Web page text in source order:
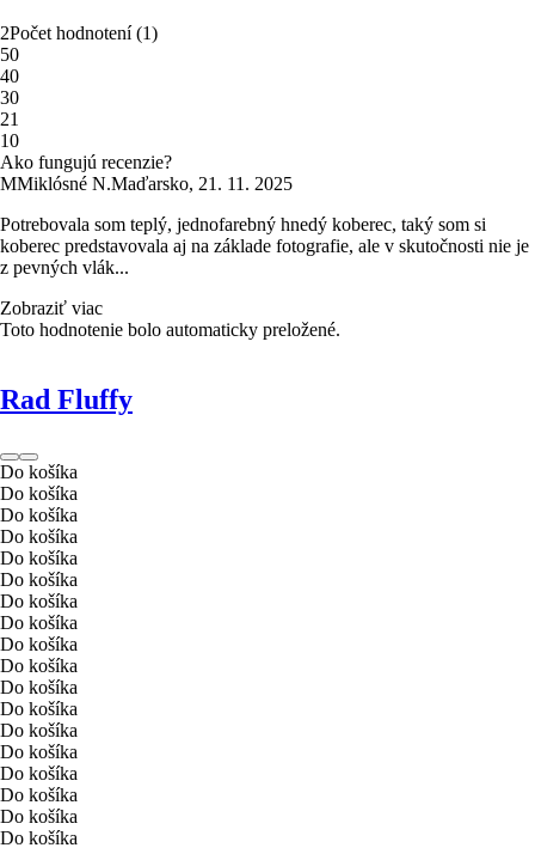
2Počet hodnotení(1)
50
40
30
21
10
Ako fungujú recenzie?
MMiklósné N.Maďarsko, 21. 11. 2025
Potrebovala som teplý, jednofarebný hnedý koberec, taký som si
koberec predstavovala aj na základe fotografie, ale v skutočnosti nie je
z pevných vlák...
Zobraziť viac
Toto hodnotenie bolo automaticky preložené.
Rad Fluffy
Do košíka
Do košíka
Do košíka
Do košíka
Do košíka
Do košíka
Do košíka
Do košíka
Do košíka
Do košíka
Do košíka
Do košíka
Do košíka
Do košíka
Do košíka
Do košíka
Do košíka
Do košíka